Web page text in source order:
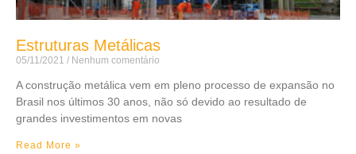
Estruturas Metálicas
05/11/2021 Nenhum comentário
A construção metálica vem em pleno processo de expansão no
Brasil nos últimos 30 anos, não só devido ao resultado de
grandes investimentos em novas
Read More »